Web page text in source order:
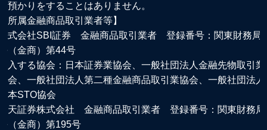
預かりをすることはありません。
所属金融商品取引業者等】
式会社SBI証券 金融商品取引業者 登録番号：関東財務局
（金商）第44号
入する協会：日本証券業協会、一般社団法人金融先物取引業
会、一般社団法人第二種金融商品取引業協会、一般社団法人
本STO協会
天証券株式会社 金融商品取引業者 登録番号：関東財務局
（金商）第195号